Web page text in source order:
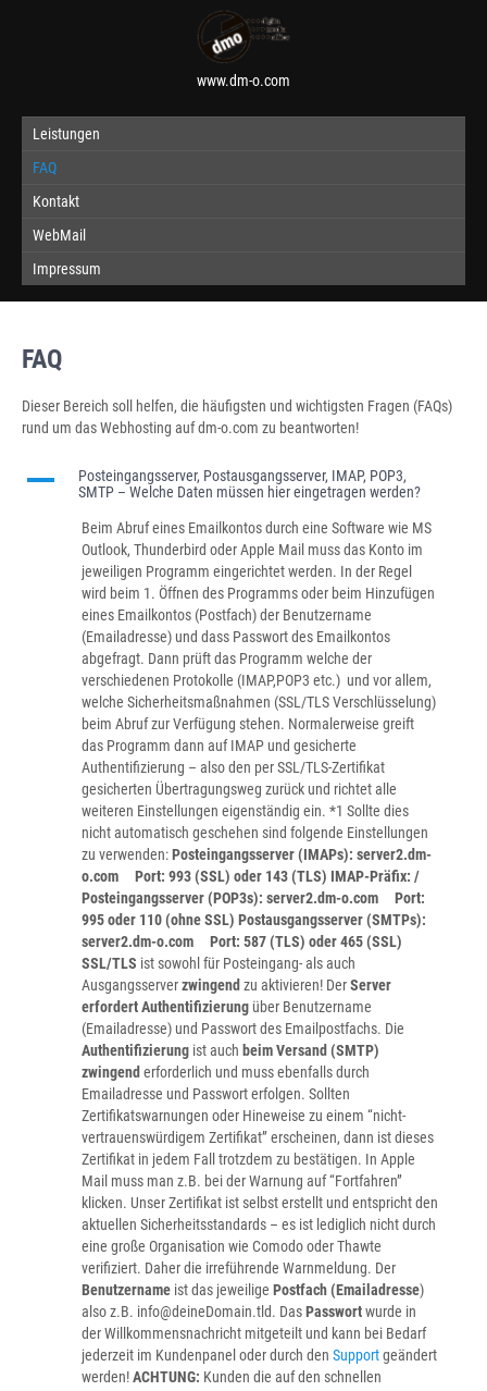
www.dm-o.com
Leistungen
FAQ
Kontakt
WebMail
Impressum
FAQ
Dieser Bereich soll helfen, die häufigsten und wichtigsten Fragen (FAQs)
rund um das Webhosting auf dm-o.com zu beantworten!
A
Posteingangsserver, Postausgangsserver, IMAP, POP3,
SMTP – Welche Daten müssen hier eingetragen werden?
Beim Abruf eines Emailkontos durch eine Software wie MS
Outlook, Thunderbird oder Apple Mail muss das Konto im
jeweiligen Programm eingerichtet werden. In der Regel
wird beim 1. Öffnen des Programms oder beim Hinzufügen
eines Emailkontos (Postfach) der Benutzername
(Emailadresse) und dass Passwort des Emailkontos
abgefragt. Dann prüft das Programm welche der
verschiedenen Protokolle (IMAP,POP3 etc.) und vor allem,
welche Sicherheitsmaßnahmen (SSL/TLS Verschlüsselung)
beim Abruf zur Verfügung stehen. Normalerweise greift
das Programm dann auf IMAP und gesicherte
Authentifizierung – also den per SSL/TLS-Zertifikat
gesicherten Übertragungsweg zurück und richtet alle
weiteren Einstellungen eigenständig ein. *1 Sollte dies
nicht automatisch geschehen sind folgende Einstellungen
zu verwenden:Posteingangsserver (IMAPs): server2.dm-
o.com Port: 993 (SSL) oder 143 (TLS) IMAP-Präfix: /
Posteingangsserver (POP3s): server2.dm-o.com Port:
995 oder 110 (ohne SSL) Postausgangsserver (SMTPs):
server2.dm-o.com
Port: 587 (TLS) oder 465 (SSL)
SSL/TLS ist sowohl für Posteingang- als auch
Ausgangsserverzwingend zu aktivieren! DerServer
erfordert Authentifizierung über Benutzername
(Emailadresse) und Passwort des Emailpostfachs. Die
Authentifizierung ist auch beim Versand (SMTP)
zwingend erforderlich und muss ebenfalls durch
Emailadresse und Passwort erfolgen. Sollten
Zertifikatswarnungen oder Hineweise zu einem “nicht-
vertrauenswürdigem Zertifikat” erscheinen, dann ist dieses
Zertifikat in jedem Fall trotzdem zu bestätigen. In Apple
Mail muss man z.B. bei der Warnung auf “Fortfahren”
klicken. Unser Zertifikat ist selbst erstellt und entspricht den
aktuellen Sicherheitsstandards – es ist lediglich nicht durch
eine große Organisation wie Comodo oder Thawte
verifiziert. Daher die irreführende Warnmeldung. Der
Benutzername ist das jeweilige Postfach (Emailadresse)
also z.B. info@deineDomain.tld. DasPasswortwurde in
der Willkommensnachricht mitgeteilt und kann bei Bedarf
jederzeit im Kundenpanel oder durch den Supportgeändert
werden!ACHTUNG: Kunden die auf den schnellen